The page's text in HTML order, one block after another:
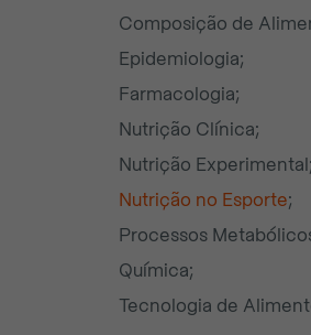
Composição de
Epidemiologia;
Farmacologia;
Nutrição Clínica;
Nutrição Experimental;
Nutrição no Esporte;
Processos
Química;
Tecnologia de